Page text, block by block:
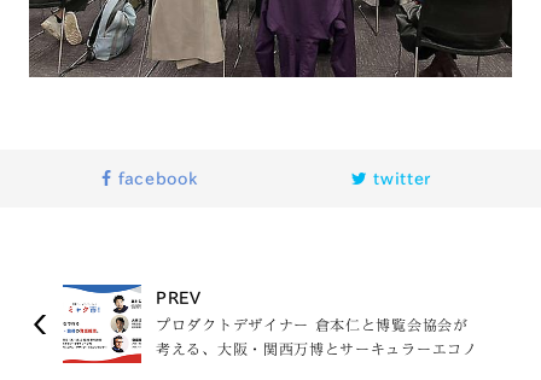
facebook twitter
PREV
プロダクトデザイナー 倉本仁と博覧会協会が
考える、大阪・関西万博とサーキュラーエコノ